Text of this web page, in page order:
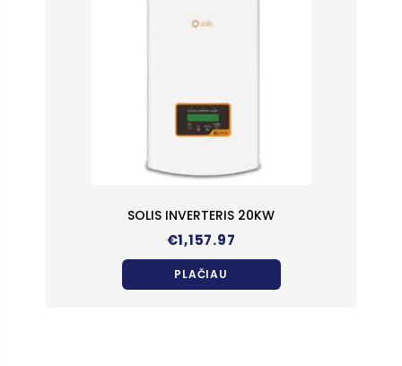
SOLIS INVERTERIS 20KW
€1,157.97
PLAČIAU